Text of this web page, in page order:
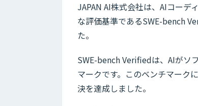
JAPAN AI株式会社は、AIコーデ
な評価基準であるSWE-bench
た。
SWE-bench Verifiedは、AIがソ
マークです。このベンチマーク
決を達成しました。